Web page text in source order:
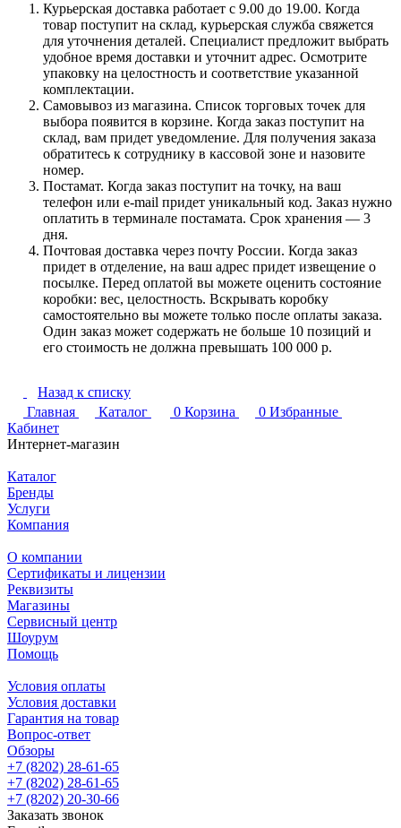
Курьерская доставка работает с 9.00 до 19.00. Когда
товар поступит на склад, курьерская служба свяжется
для уточнения деталей. Специалист предложит выбрать
удобное время доставки и уточнит адрес. Осмотрите
упаковку на целостность и соответствие указанной
комплектации.
Самовывоз из магазина. Список торговых точек для
выбора появится в корзине. Когда заказ поступит на
склад, вам придет уведомление. Для получения заказа
обратитесь к сотруднику в кассовой зоне и назовите
номер.
Постамат. Когда заказ поступит на точку, на ваш
телефон или e-mail придет уникальный код. Заказ нужно
оплатить в терминале постамата. Срок хранения — 3
дня.
Почтовая доставка через почту России. Когда заказ
придет в отделение, на ваш адрес придет извещение о
посылке. Перед оплатой вы можете оценить состояние
коробки: вес, целостность. Вскрывать коробку
самостоятельно вы можете только после оплаты заказа.
Один заказ может содержать не больше 10 позиций и
его стоимость не должна превышать 100 000 р.
Назад к списку
Главная
Каталог 0 Корзина 0 Избранные
Кабинет
Интернет-магазин
Каталог
Бренды
Услуги
Компания
О компании
Сертификаты и лицензии
Реквизиты
Магазины
Сервисный центр
Шоурум
Помощь
Условия оплаты
Условия доставки
Гарантия на товар
Вопрос-ответ
Обзоры
+7 (8202) 28‑61-65
+7 (8202) 28‑61-65
+7 (8202) 20‑30-66
Заказать звонок